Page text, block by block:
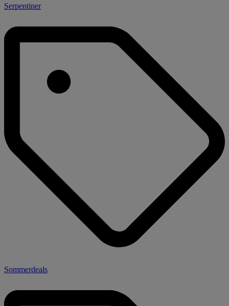
Serpentiner
Sommerdeals